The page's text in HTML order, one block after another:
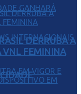
DERRUBA A
VNL FEMININA